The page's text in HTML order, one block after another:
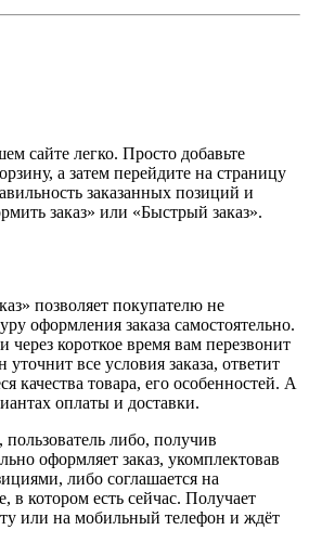
сайте легко. Просто добавьте
а затем перейдите на страницу
заказанных позиций и
заказ» или «Быстрый заказ».
позволяет покупателю не
оформления заказа самостоятельно.
через короткое время вам перезвонит
все условия заказа, ответит
качества товара, его особенностей. А
оплаты и доставки.
пользователь либо, получив
оформляет заказ, укомплектовав
либо соглашается на
в котором есть сейчас. Получает
или на мобильный телефон и ждёт